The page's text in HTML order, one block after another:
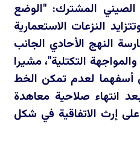
المشترك: "الوضع
النزعات الاستعمارية
النهج الأحادي الجانب
التكتلية"، مشيرا
أسفهما لعدم تمكن الخط
انتهاء صلاحية معاهدة
إرث الاتفاقية في شكل